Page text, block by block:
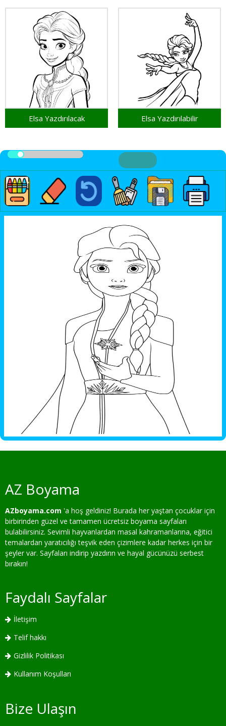
Elsa Yazdırılacak Elsa Yazdırılabilir
AZ Boyama
AZboyama.com 'a hoş geldiniz! Burada her yaştan çocuklar için
birbirinden güzel ve tamamen ücretsiz boyama sayfaları
bulabilirsiniz. Sevimli hayvanlardan masal kahramanlarına, eğitici
temalardan yaratıcılığı teşvik eden çizimlere kadar herkes için bir
şeyler var. Sayfaları indirip yazdırın ve hayal gücünüzü serbest
bırakın!
Faydalı Sayfalar
İletişim
Telif hakkı
Gizlilik Politikası
Kullanım Koşulları
Bize Ulaşın